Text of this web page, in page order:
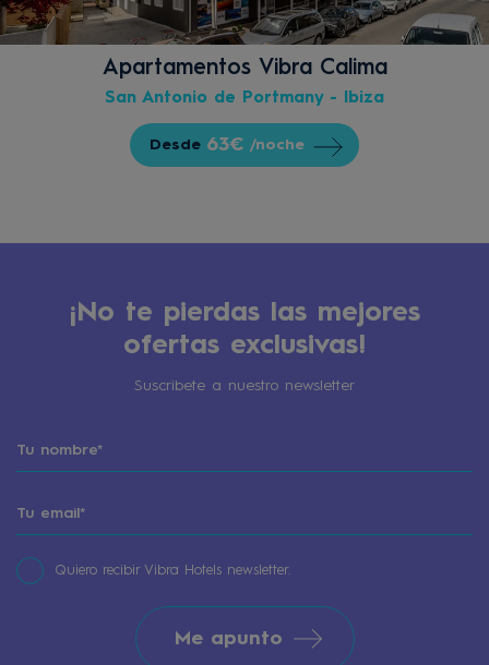
Apartamentos Vibra Calima
San Antonio de Portmany - Ibiza
Desde 63€ /noche
¡No te pierdas las mejores
ofertas exclusivas!
Suscribete a nuestro newsletter
Quiero recibir Vibra Hotels newsletter.
Me apunto